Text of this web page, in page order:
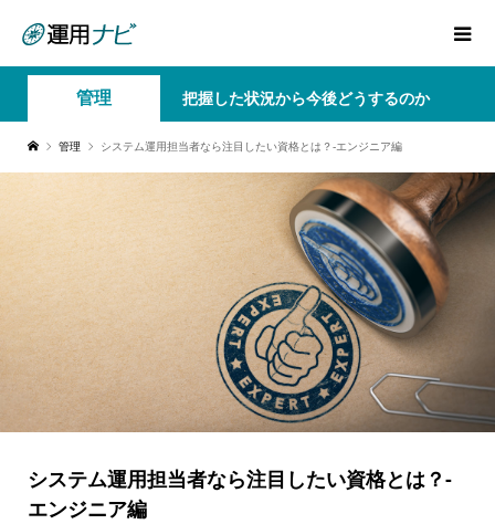
管理 把握した状況から今後どうするのか
管理 システム運用担当者なら注目したい資格とは？-エンジニア編
システム運用担当者なら注目したい資格とは？-
エンジニア編